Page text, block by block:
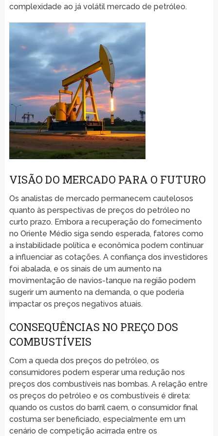
complexidade ao já volátil mercado de petróleo.
VISÃO DO MERCADO PARA O FUTURO
Os analistas de mercado permanecem cautelosos
quanto às perspectivas de preços do petróleo no
curto prazo. Embora a recuperação do fornecimento
no Oriente Médio siga sendo esperada, fatores como
a instabilidade política e econômica podem continuar
a influenciar as cotações. A confiança dos investidores
foi abalada, e os sinais de um aumento na
movimentação de navios-tanque na região podem
sugerir um aumento na demanda, o que poderia
impactar os preços negativos atuais.
CONSEQUÊNCIAS NO PREÇO DOS
COMBUSTÍVEIS
Com a queda dos preços do petróleo, os
consumidores podem esperar uma redução nos
preços dos combustíveis nas bombas. A relação entre
os preços do petróleo e os combustíveis é direta:
quando os custos do barril caem, o consumidor final
costuma ser beneficiado, especialmente em um
cenário de competição acirrada entre os